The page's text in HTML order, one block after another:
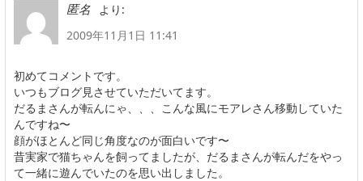
匿名
より:
2009年11月1日 11:41
初めてコメントです。
いつもブログ見させていただいてます。
だるまさんが転んにゃ、、、こんな風にモアレさん移動していた
んですね〜
顔がほとんど同じ角度なのが面白いです〜
昔実家で猫ちゃんを飼ってましたが、だるまさんが転んだをやっ
て一緒に遊んでいたのを思い出しました。